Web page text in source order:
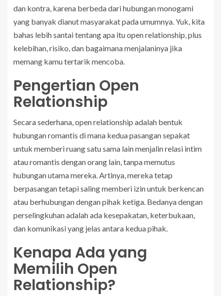
dan kontra, karena berbeda dari hubungan monogami
yang banyak dianut masyarakat pada umumnya. Yuk, kita
bahas lebih santai tentang apa itu open relationship, plus
kelebihan, risiko, dan bagaimana menjalaninya jika
memang kamu tertarik mencoba.
Pengertian Open
Relationship
Secara sederhana, open relationship adalah bentuk
hubungan romantis di mana kedua pasangan sepakat
untuk memberi ruang satu sama lain menjalin relasi intim
atau romantis dengan orang lain, tanpa memutus
hubungan utama mereka. Artinya, mereka tetap
berpasangan tetapi saling memberi izin untuk berkencan
atau berhubungan dengan pihak ketiga. Bedanya dengan
perselingkuhan adalah ada kesepakatan, keterbukaan,
dan komunikasi yang jelas antara kedua pihak.
Kenapa Ada yang
Memilih Open
Relationship?